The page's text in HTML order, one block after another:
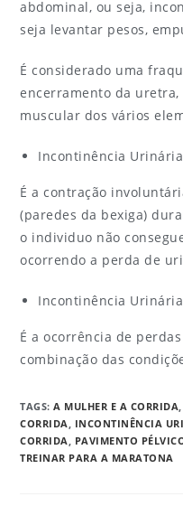
abdominal, ou seja,
seja levantar pesos,
É considerado uma
encerramento da uretra,
muscular dos vários
Incontinência
É a contração
(paredes da bexiga)
o individuo não
ocorrendo a perda de
Incontinência
É a ocorrência de
combinação das
TAGS:A MULHER E A CORRIDA,
CORRIDA, INCONTINÊNCIA
CORRIDA, PAVIMENTO
TREINAR PARA A MARATONA